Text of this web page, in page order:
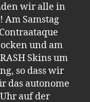
wir alle in
Am Samstag
und am
Skins um
so dass wir
das autonome
auf der